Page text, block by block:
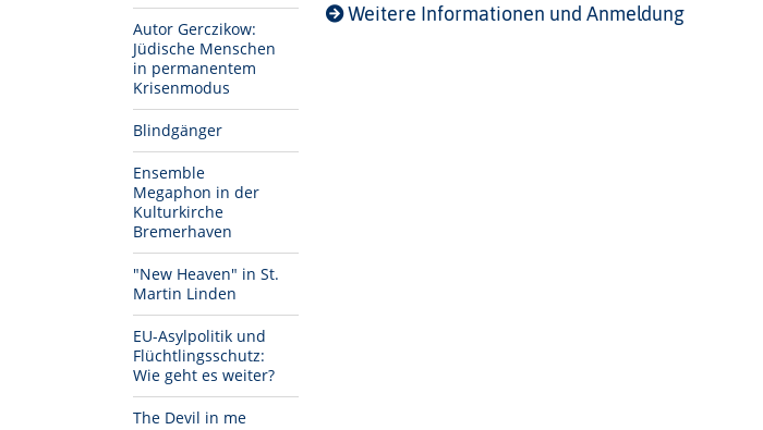
Autor Gerczikow:
Jüdische Menschen
in permanentem
Krisenmodus
Blindgänger
Ensemble
Megaphon in der
Kulturkirche
Bremerhaven
"New Heaven" in St.
Martin Linden
EU-Asylpolitik und
Flüchtlingsschutz:
Wie geht es weiter?
The Devil in me
Weitere Informationen und Anmeldung